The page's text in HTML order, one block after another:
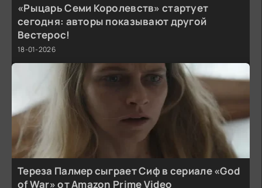
«Рыцарь Семи Королевств» стартует
сегодня: авторы показывают другой
Вестерос!
18-01-2026
Тереза Палмер сыграет Сиф в сериале «God
of War» от Amazon Prime Video